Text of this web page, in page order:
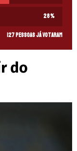
28%
127 pessoas já votaram
do